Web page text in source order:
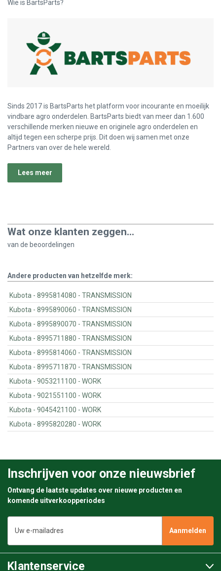
Wie is BartsParts?
Sinds 2017 is BartsParts het platform voor incourante en moeilijk
vindbare agro onderdelen. BartsParts biedt van meer dan 1.600
verschillende merken nieuwe en originele agro onderdelen en
altijd tegen een scherpe prijs. Dit doen wij samen met onze
Partners van over de hele wereld.
Lees meer
Wat onze klanten zeggen...
van de beoordelingen
Andere producten van hetzelfde merk:
Kubota - 8995814080 - TRANSMISSION
Kubota - 8995890060 - TRANSMISSION
Kubota - 8995890070 - TRANSMISSION
Kubota - 8995711880 - TRANSMISSION
Kubota - 8995814060 - TRANSMISSION
Kubota - 8995711870 - TRANSMISSION
Kubota - 9053211100 - WORK
Kubota - 9021551100 - WORK
Kubota - 9045421100 - WORK
Kubota - 8995820280 - WORK
Inschrijven voor onze nieuwsbrief
Ontvang de laatste updates over nieuwe producten en
komende uitverkoopperiodes
mailadres
Klantenservice